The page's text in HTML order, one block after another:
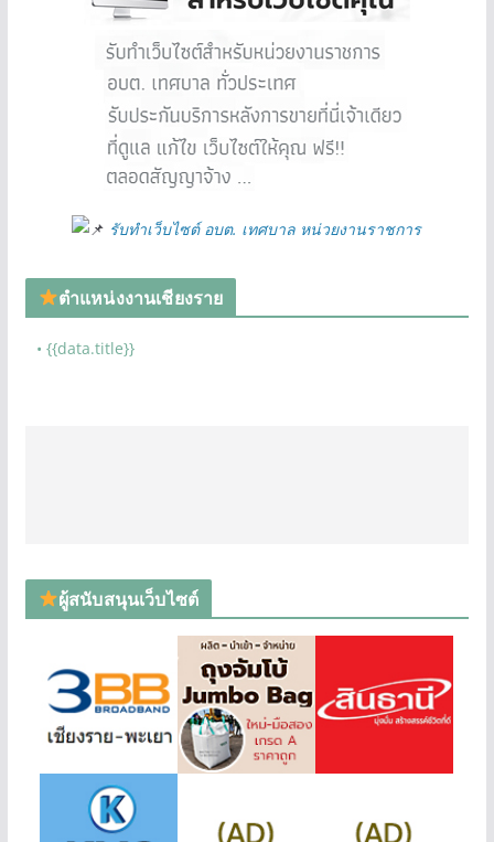
รับทำเว็บไซต์ อบต. เทศบาล หน่วยงานราชการ
ตำแหน่งงานเชียงราย
• {{data.title}}
ผู้สนับสนุนเว็บไซต์